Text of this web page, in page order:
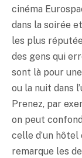
cinéma
dans la soirée
les plus
des gens qui
sont là pour
ou la nuit dans
Prenez, par
on peut
celle d’un hôtel
remarque les